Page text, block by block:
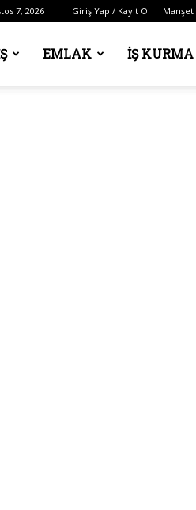
7, 2026 Giriş Yap / Kayıt Ol Manşet
EMLAK İŞ KURMA